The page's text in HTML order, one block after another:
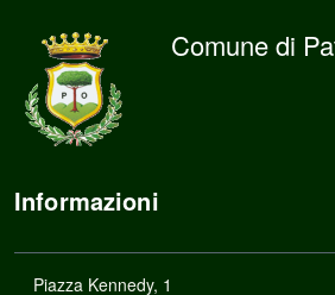
Comune di
Informazioni
Piazza Kennedy, 1